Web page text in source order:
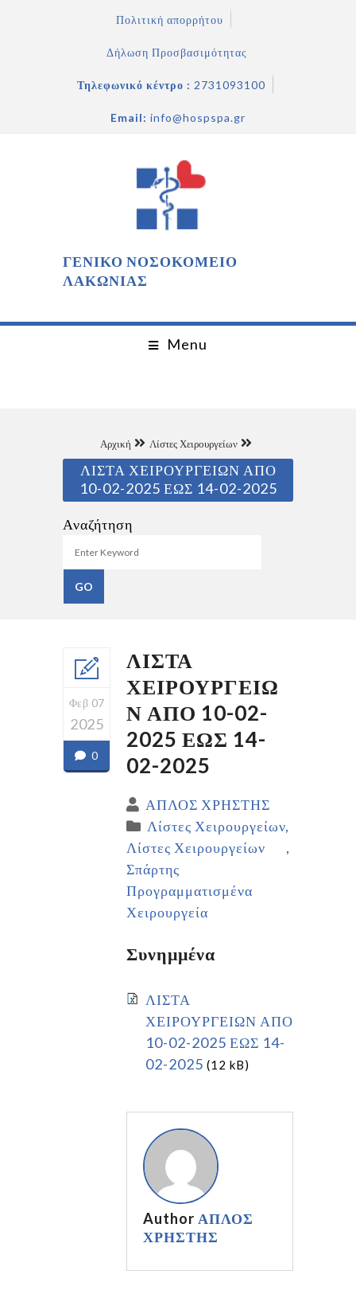
Πολιτική απορρήτου
Δήλωση Προσβασιμότητας
Τηλεφωνικό κέντρο : 2731093100
Email: info@hospspa.gr
ΓΕΝΙΚΟ ΝΟΣΟΚΟΜΕΙΟ
ΛΑΚΩΝΙΑΣ
Menu
Αρχική Λίστες Χειρουργείων
ΛΙΣΤΑ ΧΕΙΡΟΥΡΓΕΙΩΝ ΑΠΟ
10-02-2025 ΕΩΣ 14-02-2025
Αναζήτηση
Φεβ 07
2025
0
ΛΙΣΤΑ
ΧΕΙΡΟΥΡΓΕΙΩ
Ν ΑΠΟ 10-02-
2025 ΕΩΣ 14-
02-2025
ΑΠΛΟΣ ΧΡΗΣΤΗΣ
Λίστες Χειρουργείων
Λίστες Χειρουργείων
Σπάρτης
Προγραμματισμένα
Χειρουργεία
Συνημμένα
ΛΙΣΤΑ
ΧΕΙΡΟΥΡΓΕΙΩΝ ΑΠΟ
10-02-2025 ΕΩΣ 14-
02-2025 (12 kB)
Author ΑΠΛΟΣ
ΧΡΗΣΤΗΣ